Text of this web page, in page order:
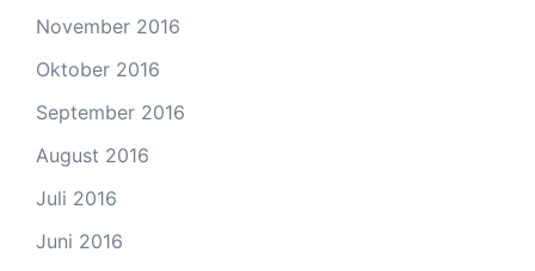
November 2016
Oktober 2016
September 2016
August 2016
Juli 2016
Juni 2016